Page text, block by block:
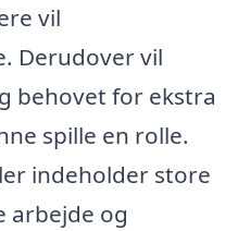
vil
Derudover vil
behovet for ekstra
spille en rolle.
indeholder store
arbejde og